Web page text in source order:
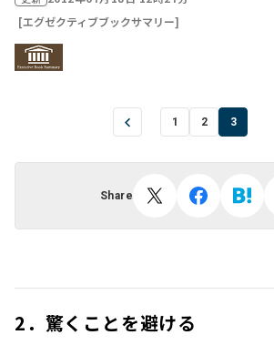
[エグゼクティブブックサマリー]
1 2 3
Share
2．驚くことを避ける